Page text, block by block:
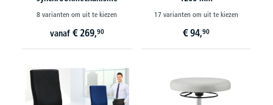
8 varianten om uit te kiezen
vanaf € 269,90
17 varianten om uit te kiezen
€ 94,90